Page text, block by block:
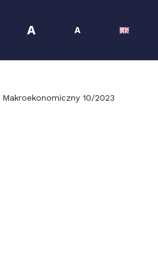
A A
Makroekonomiczny 10/2023